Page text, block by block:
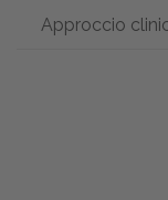
Approccio